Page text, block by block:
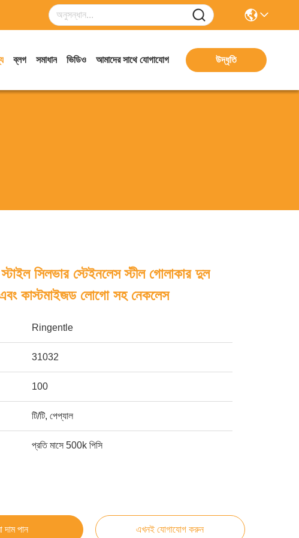
ব্লগ সমাধান ভিডিও আমাদের সাথে যোগাযোগ উদ্ধৃতি
স্টাইল সিলভার স্টেইনলেস স্টীল গোলাকার দুল
কাস্টমাইজড লোগো সহ নেকলেস
Ringentle
31032
100
টি/টি, পেপ্যাল
প্রতি মাসে 500k পিসি
দাম পান এখনই যোগাযোগ করুন